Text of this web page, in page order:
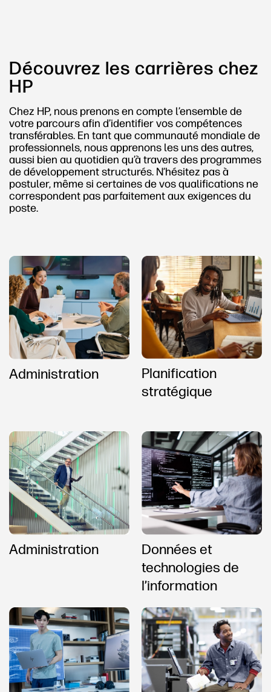
Découvrez les carrières chez
HP
Chez HP, nous prenons en compte l’ensemble de
votre parcours afin d’identifier vos compétences
transférables. En tant que communauté mondiale de
professionnels, nous apprenons les uns des autres,
aussi bien au quotidien qu’à travers des programmes
de développement structurés. N’hésitez pas à
postuler, même si certaines de vos qualifications ne
correspondent pas parfaitement aux exigences du
poste.
Administration
Planification
stratégique
Administration
Données et
technologies de
l’information